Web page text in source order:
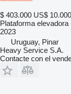
$ 403.000 US$ 10.000
Plataforma
2023
Uruguay, Pinar
Heavy Service S.A.
Contacte con el